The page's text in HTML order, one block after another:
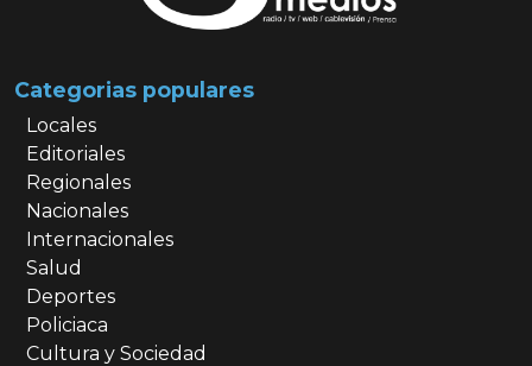
Categorias populares
Locales
Editoriales
Regionales
Nacionales
Internacionales
Salud
Deportes
Policiaca
Cultura y Sociedad